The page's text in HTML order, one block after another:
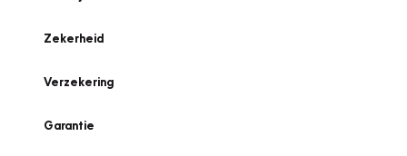
Zekerheid
Verzekering
Garantie